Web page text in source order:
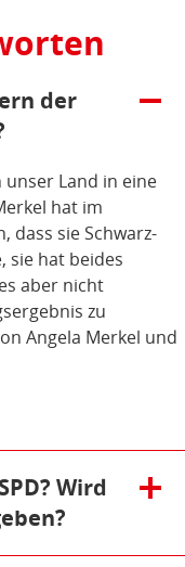
Lage
nach
Scheitern
(pdf),
33
KB)
der
unser Land in eine
hat im
dass sie Schwarz-
sie hat beides
aber nicht
zu
Angela Merkel und
Wird